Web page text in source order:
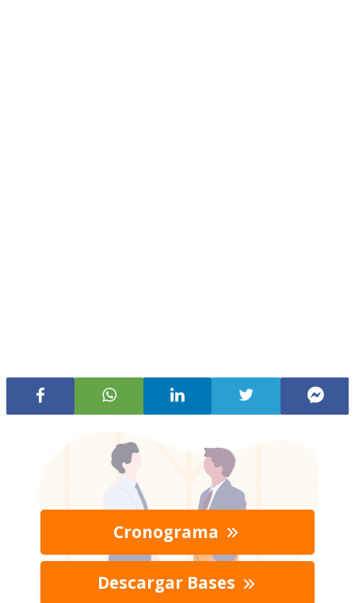
Cronograma
Descargar Bases